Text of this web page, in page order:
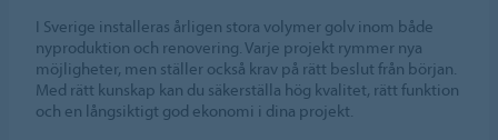
I Sverige installeras årligen stora volymer golv inom både
nyproduktion och renovering. Varje projekt rymmer nya
möjligheter, men ställer också krav på rätt beslut från början.
Med rätt kunskap kan du säkerställa hög kvalitet, rätt funktion
och en långsiktigt god ekonomi i dina projekt.